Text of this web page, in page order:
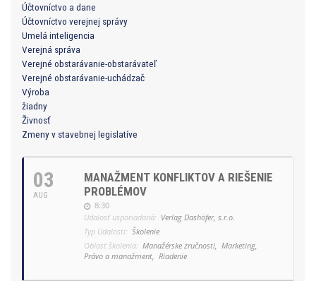
Účtovníctvo a dane
Účtovníctvo verejnej správy
Umelá inteligencia
Verejná správa
Verejné obstarávanie-obstarávateľ
Verejné obstarávanie-uchádzač
Výroba
žiadny
Živnosť
Zmeny v stavebnej legislatíve
03
AUG
MANAŽMENT KONFLIKTOV A RIEŠENIE
PROBLÉMOV
8:30
Udalosť usporiadaná: Verlag Dashöfer, s.r.o.
Typ Udalosti: Školenie
Oblasť školenia: Manažérske zručnosti, Marketing,
Právo a manažment, Riadenie